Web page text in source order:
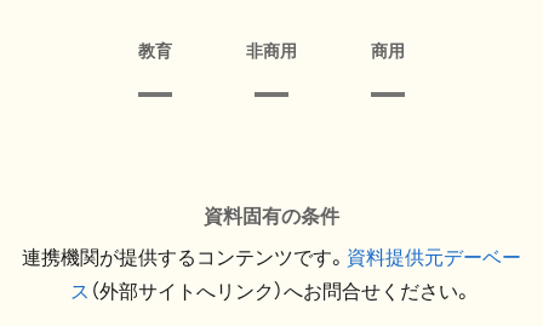
教育 非商用 商用
資料固有の条件
連携機関が提供するコンテンツです。 資料提供元デーベー
ス （外部サイトへリンク）へお問合せください。